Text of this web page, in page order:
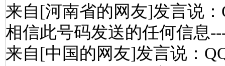
来自[河南省的网友]发言说
相信此号码发送的任何信息
来自[中国的网友]发言说：